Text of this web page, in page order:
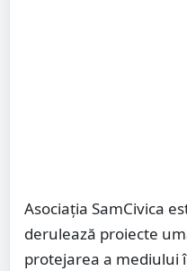
Asociația SamCivica
derulează proiecte
protejarea a mediului